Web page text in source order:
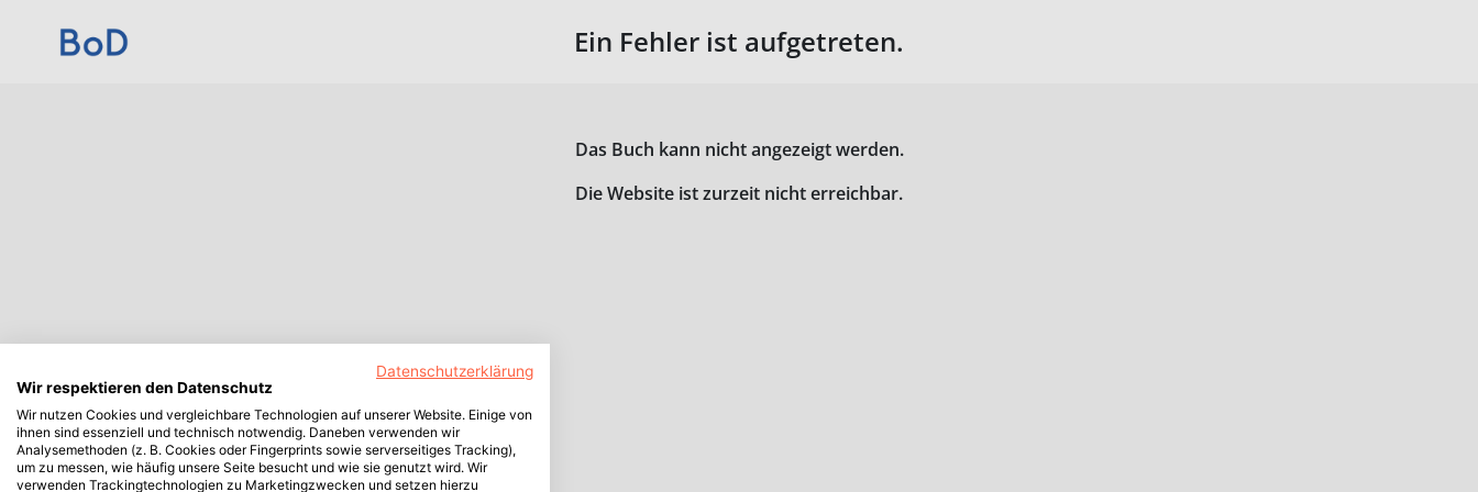
Ein Fehler ist aufgetreten.
Das Buch kann nicht angezeigt werden.
Die Website ist zurzeit nicht erreichbar.
Datenschutzerklärung
Wir respektieren den Datenschutz
Wir nutzen Cookies und vergleichbare Technologien auf unserer Website. Einige von
ihnen sind essenziell und technisch notwendig. Daneben verwenden wir
Analysemethoden (z. B. Cookies oder Fingerprints sowie serverseitiges Tracking),
um zu messen, wie häufig unsere Seite besucht und wie sie genutzt wird. Wir
verwenden Trackingtechnologien zu Marketingzwecken und setzen hierzu